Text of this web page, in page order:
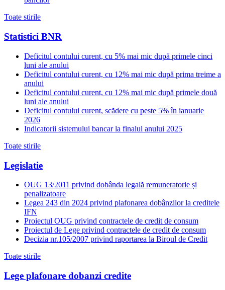
Toate stirile
Statistici BNR
Deficitul contului curent, cu 5% mai mic după primele cinci
luni ale anului
Deficitul contului curent, cu 12% mai mic după prima treime a
anului
Deficitul contului curent, cu 12% mai mic după primele două
luni ale anului
Deficitul contului curent, scădere cu peste 5% în ianuarie
2026
Indicatorii sistemului bancar la finalul anului 2025
Toate stirile
Legislatie
OUG 13/2011 privind dobânda legală remuneratorie și
penalizatoare
Legea 243 din 2024 privind plafonarea dobânzilor la creditele
IFN
Proiectul OUG privind contractele de credit de consum
Proiectul de Lege privind contractele de credit de consum
Decizia nr.105/2007 privind raportarea la Biroul de Credit
Toate stirile
Lege plafonare dobanzi credite